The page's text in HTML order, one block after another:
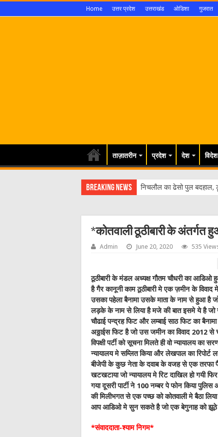
Home उत्तर प्रदेश उत्तराखंड ओडिशा गुजरात
ताज़ातरीन प्रदेश देश विदेश
Breaking News निचलौल का ढेसो पुल बदहाल,
*कोतवाली ठूठीबारी के अंतर्गत
Admin June 20, 2020 535
ठूठीबारी के मंडल अध्यक्ष गौतम चौधरी का आडिओ
है गैर कानूनी काम ठूठीबारी मे एक ज़मीन के
उसका पहेला बैनामा उसके माता के नाम से हुआ है
लड़के के नाम से लिया है मजे की बात इसमे ये है
चौढाई पन्द्रह फिट और लम्बाई साठ फिट का
अठ्ठाईस फिट है जो उस जमीन का विवाद 2012
विपक्षी पर्टी को सूचना मिलते ही वो न्यायालय
न्यायालय मे सम्लित किया और लेखपाल का
बीजेपी के कुछ नेता के दवाब के वजह से एक तरफा
खटखटाया जो न्यायालय मे रिट दाखिल हो गयी
गया दूसरी पार्टी ने 100 नम्बर पे फोन किया
की मिलीभगत से एक पच्छ को कोतवाली मे बैठा
आप आडिओ मे सुन सकते है जो एक बेगुनाह को झूठे
*संवाददाता-श्याम निगम*